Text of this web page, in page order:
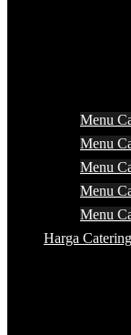
Menu
Menu
Menu
Menu
Menu
Harga Catering